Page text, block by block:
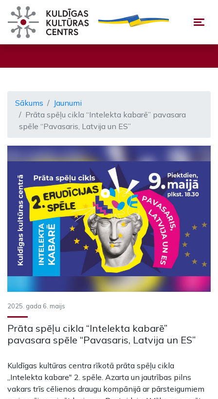
Sākums
Jaunumi
Prāta spēļu cikla “Intelekta kabarē” pavasara
spēle “Pavasaris, Latvija un ES”
2025. gada 6. maijs
Prāta spēļu cikla “Intelekta kabarē”
pavasara spēle “Pavasaris, Latvija un ES”
Kuldīgas kultūras centra rīkotā prāta spēļu cikla
„Intelekta kabare" 2. spēle. Azarta un jautrības pilns
vakars trīs cēlienos draugu kompānijā ar pārsteigumiem